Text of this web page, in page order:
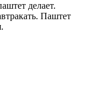
делает.
Паштет